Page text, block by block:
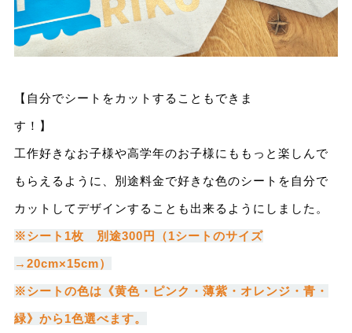
【自分でシートをカットすることもできま
す
工作好きなお子様や高学年のお子様にももっと楽しんで
もらえるように、別途料金で好きな色のシートを自分で
カットしてデザインすることも出来るようにしました。
※シート1枚 別途300円（1シートのサイズ
→20cm×15cm）
※シートの色は《黄色・ピンク・薄紫・オレンジ・青・
緑》から1色選べます。